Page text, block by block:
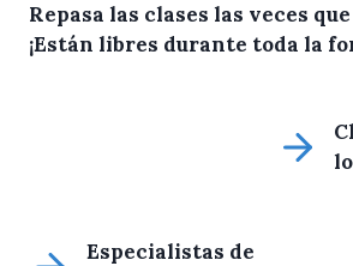
Repasa las clases las veces
¡Están libres durante toda la
Especialistas de